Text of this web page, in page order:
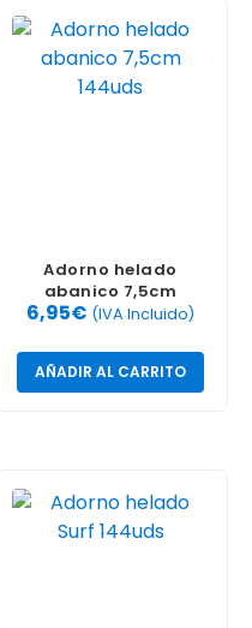
Adorno helado
abanico 7,5cm
144uds
6,95€ (IVA Incluido)
AÑADIR AL CARRITO